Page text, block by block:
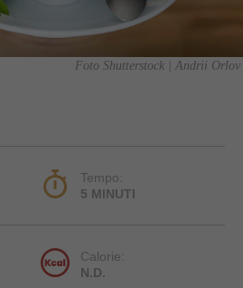
Foto Shutterstock | Andrii Orlov
Tempo:
5 MINUTI
Calorie:
N.D.